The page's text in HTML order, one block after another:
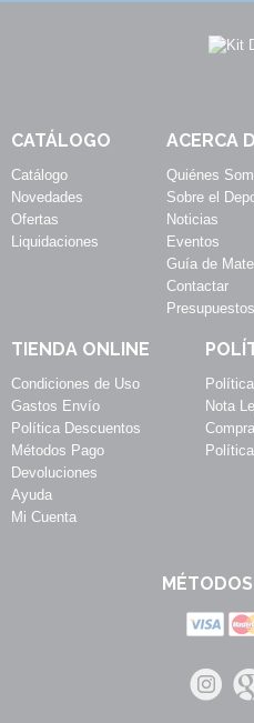
CATÁLOGO
Catálogo
Novedades
Ofertas
Liquidaciones
ACERCA
Quiénes
Sobre el
Noticias
Eventos
Guía de
Contactar
Presupuestos
TIENDA ONLINE
Condiciones de Uso
Gastos Envío
Política Descuentos
Métodos Pago
Devoluciones
Ayuda
Mi Cuenta
Nota